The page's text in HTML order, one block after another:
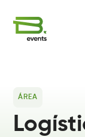
Logística
ÁREA